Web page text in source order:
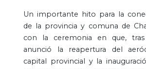
Un importante hito para la
de la provincia y comuna de
con la ceremonia en que,
anunció la reapertura del
capital provincial y la